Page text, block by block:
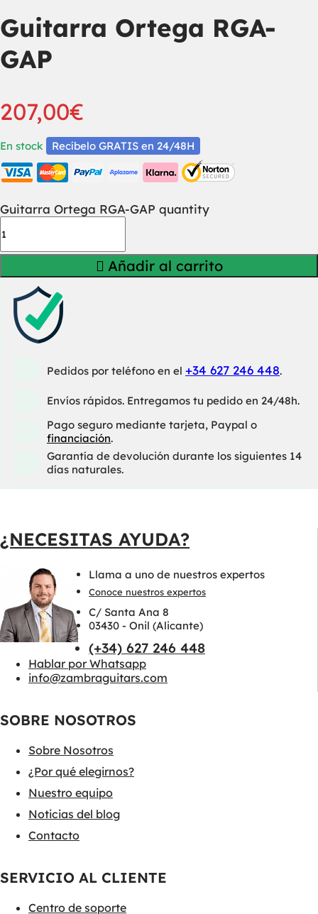
Guitarra Ortega RGA-
GAP
207,00€
En stock Recíbelo GRATIS en 24/48H
Guitarra Ortega RGA-GAP quantity
Añadir al carrito
Pedidos por teléfono en el +34 627 246 448.
Envíos rápidos. Entregamos tu pedido en 24/48h.
Pago seguro mediante tarjeta, Paypal o
financiación.
Garantía de devolución durante los siguientes 14
días naturales.
¿NECESITAS AYUDA?
Llama a uno de nuestros expertos
Conoce nuestros expertos
C/ Santa Ana 8
03430 - Onil (Alicante)
(+34) 627 246 448
Hablar por Whatsapp
info@zambraguitars.com
SOBRE NOSOTROS
Sobre Nosotros
¿Por qué elegirnos?
Nuestro equipo
Noticias del blog
Contacto
SERVICIO AL CLIENTE
Centro de soporte